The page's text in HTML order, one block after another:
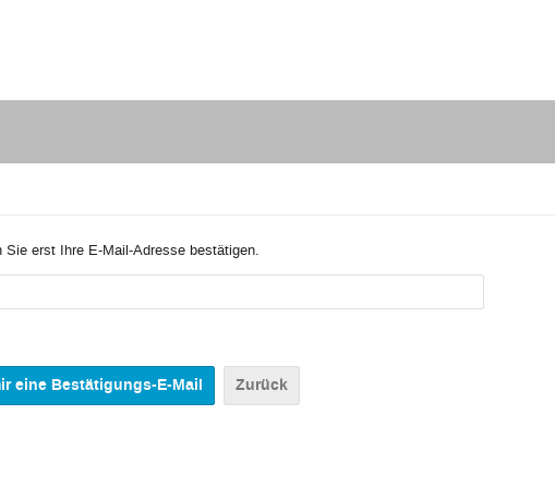
erst Ihre E-Mail-Adresse bestätigen.
Zurück